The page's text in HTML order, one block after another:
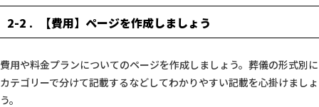
2-2 【費用】ページを作成しましょう
費用や料金プランについてのページを作成しましょう。葬儀の形式別に
カテゴリーで分けて記載するなどしてわかりやすい記載を心掛けましょ
う。